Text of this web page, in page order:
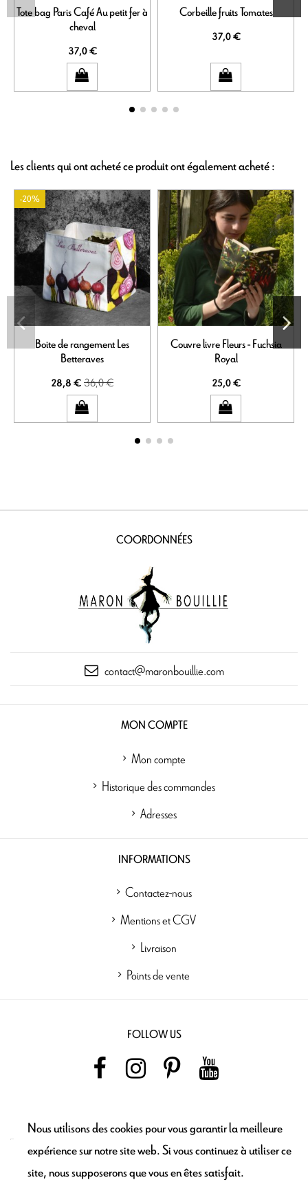
Tote bag Paris Café Au petit fer à
cheval
37,0 €
Corbeille fruits Tomates
37,0 €
Les clients qui ont acheté ce produit ont également acheté :
-20%
Boite de rangement Les
Betteraves
28,8 €36,0 €
Couvre livre Fleurs - Fuchsia
Royal
25,0 €
COORDONNÉES
contact@maronbouillie.com
MON COMPTE
Mon compte
Historique des commandes
Adresses
INFORMATIONS
Contactez-nous
Mentions et CGV
Livraison
Points de vente
FOLLOW US
Nous utilisons des cookies pour vous garantir la meilleure
expérience sur notre site web. Si vous continuez à utiliser ce
site, nous supposerons que vous en êtes satisfait.